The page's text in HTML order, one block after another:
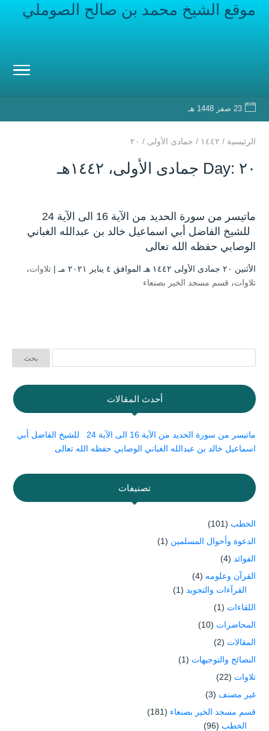
موقع الشيخ محمد بن صالح الصوملي
23 صفر 1448 هـ
الرئيسية / ۱٤٤۲ / جمادى الأولى / ۲۰
Day: ۲۰ جمادى الأولى، ۱٤٤۲هـ
ماتيسر من سورة الحديد من الآية 16 الى الآية 24
للشيخ الفاضل أبي اسماعيل خالد بن عبدالله الغباني
الوصابي حفظه الله تعالى
الأثنين ۲۰ جمادى الأولى ۱٤٤۲ هـ الموافق ٤ يناير ۲۰۲۱ مـ | تلاوات،
تلاوات، قسم مسجد الخير بصنعاء
أحدث المقالات
ماتيسر من سورة الحديد من الآية 16 الى الآية 24 للشيخ الفاضل أبي
اسماعيل خالد بن عبدالله الغباني الوصابي حفظه الله تعالى
تصنيفات
الخطب (101)
الدعوة وأحوال المسلمين (1)
الفوائد (4)
القرآن وعلومه (4)
القرآءات والتجويد (1)
اللقاءات (1)
المحاضرات (10)
المقالات (2)
النصائح والتوجيهات (1)
تلاوات (22)
غير مصنف (3)
قسم مسجد الخير بصنعاء (181)
الخطب (96)